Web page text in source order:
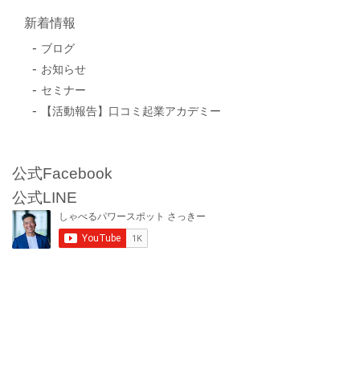
新着情報
ブログ
お知らせ
セミナー
【活動報告】口コミ起業アカデミー
公式Facebook
公式LINE